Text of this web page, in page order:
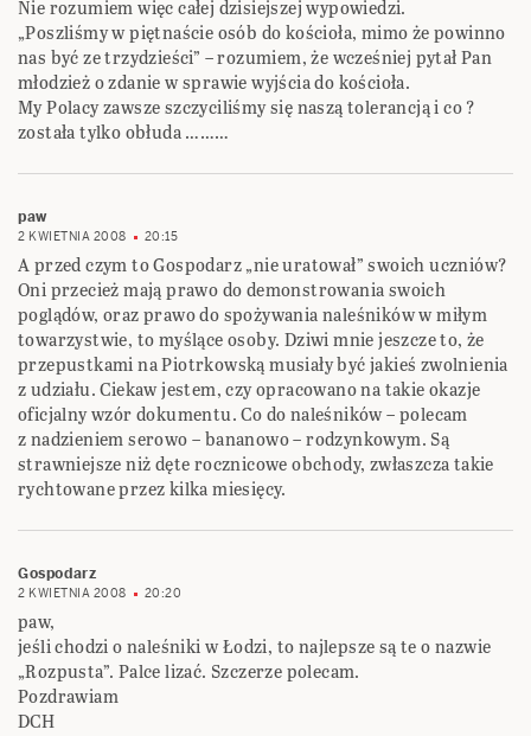
Nie rozumiem więc całej dzisiejszej wypowiedzi.
„Poszliśmy w piętnaście osób do kościoła, mimo że powinno
nas być ze trzydzieści” – rozumiem, że wcześniej pytał Pan
młodzież o zdanie w sprawie wyjścia do kościoła.
My Polacy zawsze szczyciliśmy się naszą tolerancją i co ?
została tylko obłuda ………
paw
2 KWIETNIA 2008 20:15
A przed czym to Gospodarz „nie uratował” swoich uczniów?
Oni przecież mają prawo do demonstrowania swoich
poglądów, oraz prawo do spożywania naleśników w miłym
towarzystwie, to myślące osoby. Dziwi mnie jeszcze to, że
przepustkami na Piotrkowską musiały być jakieś zwolnienia
z udziału. Ciekaw jestem, czy opracowano na takie okazje
oficjalny wzór dokumentu. Co do naleśników – polecam
z nadzieniem serowo – bananowo – rodzynkowym. Są
strawniejsze niż dęte rocznicowe obchody, zwłaszcza takie
rychtowane przez kilka miesięcy.
Gospodarz
2 KWIETNIA 2008 20:20
paw,
jeśli chodzi o naleśniki w Łodzi, to najlepsze są te o nazwie
„Rozpusta”. Palce lizać. Szczerze polecam.
Pozdrawiam
DCH